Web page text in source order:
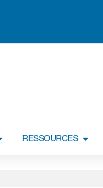
RESSOURCES